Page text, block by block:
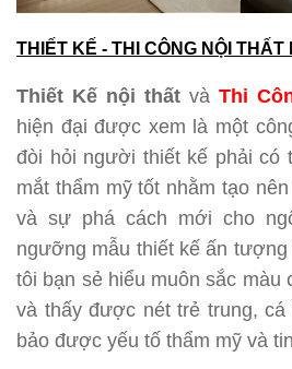
THIẾT KẾ - THI CÔNG NỘI THẤT
Thiết Kế nội thất và Thi
hiện đại được xem là một
đòi hỏi người thiết kế phải có
mắt thẩm mỹ tốt nhằm tạo
và sự phá cách mới cho
ngưỡng mẫu thiết kế ấn tượng
tôi bạn sẻ hiểu muôn sắc màu
và thấy được nét trẻ trung,
bảo được yếu tố thẩm mỹ và